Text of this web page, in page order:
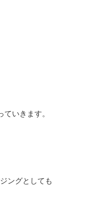
いきます。
ングとしても